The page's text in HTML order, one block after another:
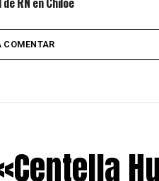
COMENTAR